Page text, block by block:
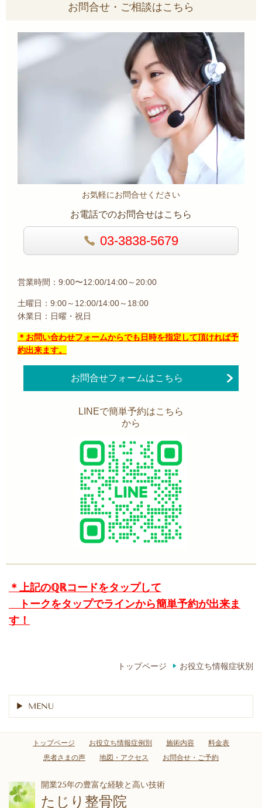
お問合せ・ご相談はこちら
お気軽にお問合せください
お電話でのお問合せはこちら
03-3838-5679
営業時間：9:00〜12:00/14:00～20:00
土曜日：9:00～12:00/14:00～18:00
休業日：日曜・祝日
＊お問い合わせフォームからでも日時を指定して頂ければ予
約出来ます。
お問合せフォームはこちら
LINEで簡単予約はこちら
から
＊上記のℚℝコードをタップして
トークをタップでラインから簡単予約が出来ま
す！
トップページ お役立ち情報症状別
MENU
トップページ お役立ち情報症例別 施術内容
料金表
患者さまの声
地図・アクセス お問合せ・ご予約
開業25年の豊富な経験と高い技術
たじり整骨院